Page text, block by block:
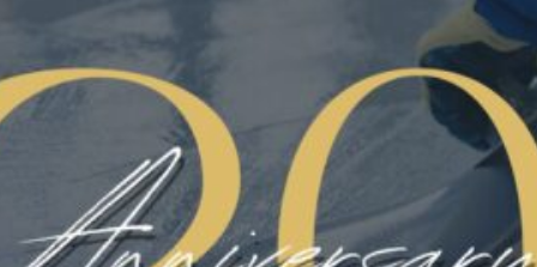
CERTIFICATO HACCP
LINATE AEREOPORTO MICROCEMENTI
NEWS PARCHEGGI E RAMPE
PAVIMART PAVIMENTAZIONE